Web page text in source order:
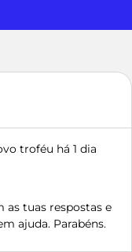
troféu há 1 dia
as tuas respostas e
ajuda. Parabéns.